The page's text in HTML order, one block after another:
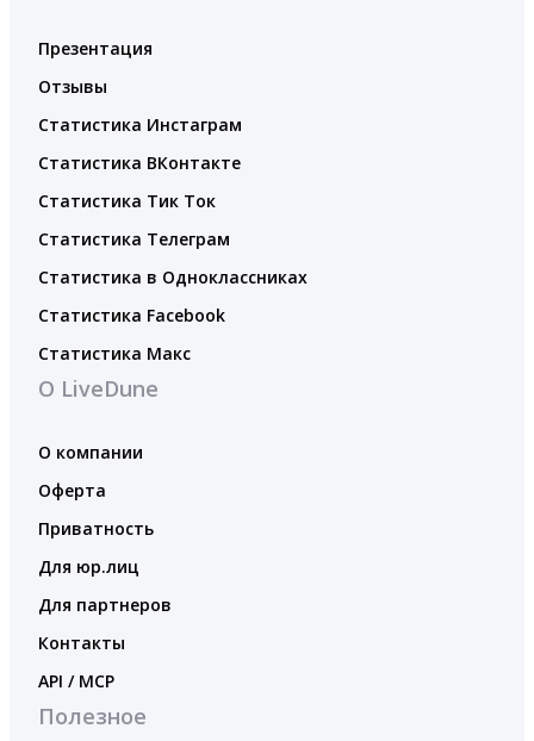
Презентация
Отзывы
Статистика Инстаграм
Статистика ВКонтакте
Статистика Тик Ток
Статистика Телеграм
Статистика в Одноклассниках
Статистика Facebook
Статистика Макс
О LiveDune
О компании
Оферта
Приватность
Для юр.лиц
Для партнеров
Контакты
API / MCP
Полезное